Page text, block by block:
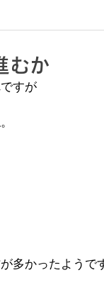
むか
すが
多かったようで